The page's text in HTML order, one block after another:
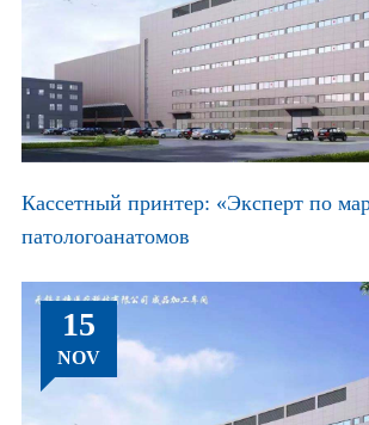
Кассетный принтер: «Эксперт по
патологоанатомов
15
NOV